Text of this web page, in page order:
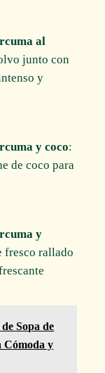
al
junto con
y
y coco:
de coco para
y
fresco rallado
Sopa de
Cómoda y